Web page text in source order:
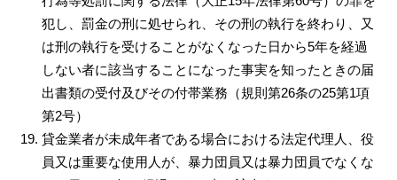
犯し、罰金の刑に処せられ、その刑の執行を終わり、又
は刑の執行を受けることがなくなった日から5年を経過
しない者に該当することになった事実を知ったときの届
出書類の受付及びその付帯業務（規則第26条の25第1項
第2号）
貸金業者が未成年者である場合における法定代理人、役
員又は重要な使用人が、暴力団員又は暴力団員でなくな